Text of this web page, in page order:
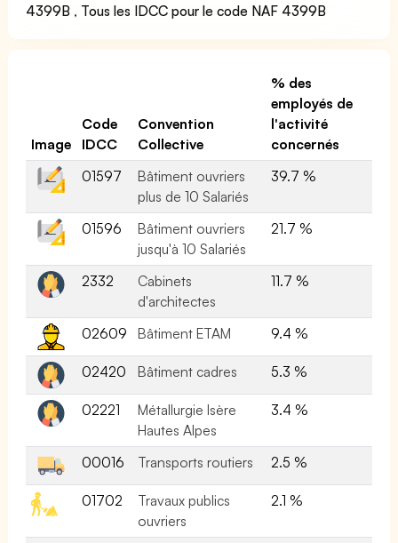
4399B , Tous les IDCC pour le code NAF 4399B
Image
Code
IDCC
Convention
Collective
% des
employés de
l'activité
concernés
01597
Bâtiment ouvriers
plus de 10 Salariés
39.7 %
01596
Bâtiment ouvriers
jusqu'à 10 Salariés
21.7 %
2332
Cabinets
d'architectes
11.7 %
02609 Bâtiment ETAM 9.4 %
02420 Bâtiment cadres 5.3 %
02221
Métallurgie Isère
Hautes Alpes
3.4 %
00016 Transports routiers 2.5 %
01702
Travaux publics
ouvriers
2.1 %